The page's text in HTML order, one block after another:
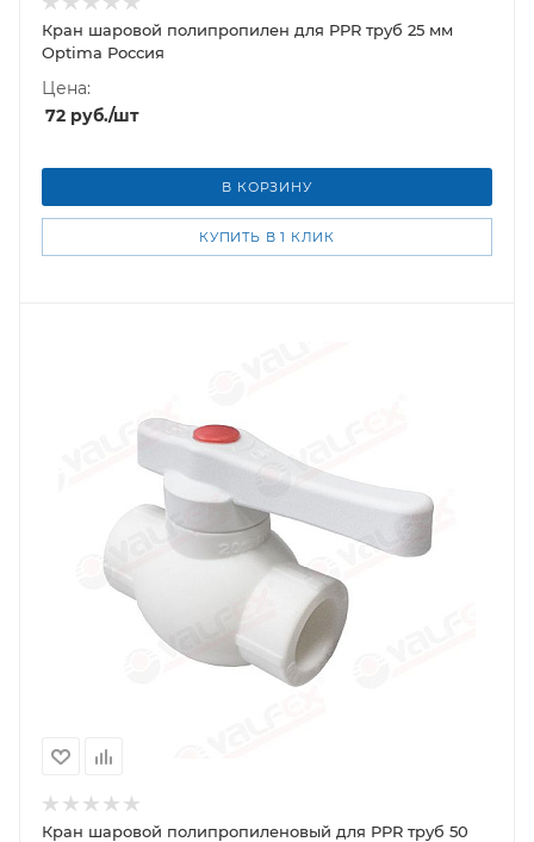
Кран шаровой полипропилен для PPR труб 25 мм
Optima Россия
Цена:
72 руб./шт
В КОРЗИНУ
КУПИТЬ В 1 КЛИК
Кран шаровой полипропиленовый для PPR труб 50